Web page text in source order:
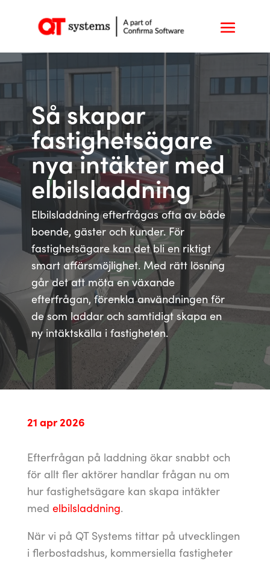
Så skapar
fastighetsägare
nya intäkter med
elbilsladdning
Elbilsladdning efterfrågas ofta av både
boende, gäster och kunder. För
fastighetsägare kan det bli en riktigt
smart affärsmöjlighet. Med rätt lösning
går det att möta en växande
efterfrågan, förenkla användningen för
de som laddar och samtidigt skapa en
ny intäktskälla i fastigheten.
21 apr 2026
Efterfrågan på laddning ökar snabbt och
för allt fler aktörer handlar frågan nu om
hur fastighetsägare kan skapa intäkter
med elbilsladdning.
När vi på QT Systems tittar på utvecklingen
i flerbostadshus, kommersiella fastigheter